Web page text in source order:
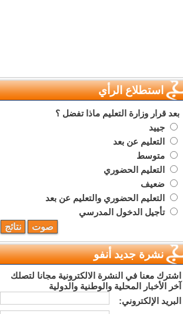
استطلاع الرأي
بعد قرار وزارة التعليم ماذا تفضل ؟
جييد
التعليم عن بعد
متوسط
التعليم الحضوري
ضعيف
التعليم الحضوري والتعليم عن بعد
تأجيل الدخول المدرسي
نشرة جديد أنفو
اشترك معنا في النشرة الالكترونية مجانا لتصلك
آخر الأخبار المحلية والوطنية والدولية
البريد اﻹلكتروني: